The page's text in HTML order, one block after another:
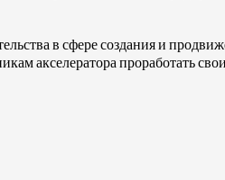
в сфере создания и
акселератора проработать